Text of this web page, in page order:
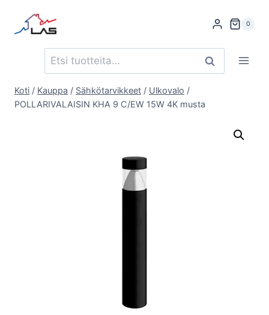
sisältöön
0
Etsi: Haku
Koti / Kauppa / Sähkötarvikkeet / Ulkovalo /
POLLARIVALAISIN KHA 9 C/EW 15W 4K musta